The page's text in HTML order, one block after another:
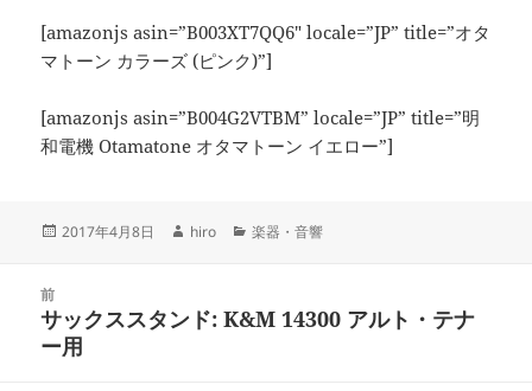
[amazonjs asin=”B003XT7QQ6″ locale=”JP” title=”オタ
マトーン カラーズ (ピンク)”]
[amazonjs asin=”B004G2VTBM” locale=”JP” title=”明
和電機 Otamatone オタマトーン イエロー”]
投
2017年4月8日
作
hiro
カ
ー
楽器・音響
前
前
の
サックススタンド: K&M 14300 アルト・テナ
ー用